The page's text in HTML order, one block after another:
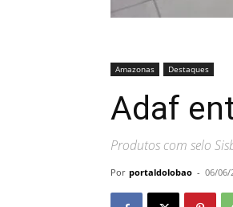
Amazonas Destaques
Adaf
Produtos com selo
Por portaldolobao - 06/06/